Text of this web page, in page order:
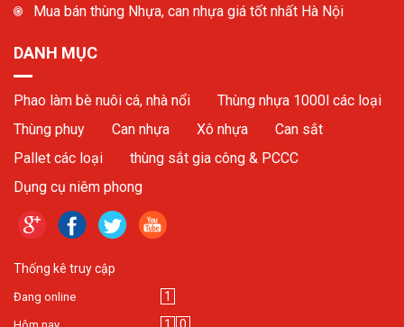
Mua bán thùng Nhựa, can nhựa giá tốt nhất Hà Nội
DANH MỤC
Phao làm bè nuôi cá, nhà nổi
Thùng nhựa 1000l các loại
Thùng phuy
Can nhựa Xô nhựa
Can sắt
Pallet các loại
thùng sắt gia công & PCCC
Dụng cụ niêm phong
Thống kê truy cập
Đang online 1